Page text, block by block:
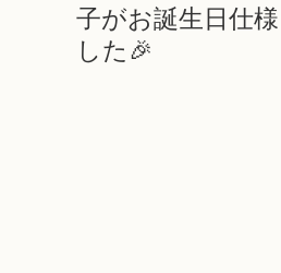
子がお誕生日仕
した🎉